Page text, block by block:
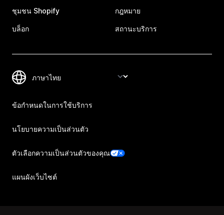
ชุมชน Shopify
บล็อก
กฎหมาย
สถานะบริการ
ข้อกำหนดในการใช้บริการ
นโยบายความเป็นส่วนตัว
ตัวเลือกความเป็นส่วนตัวของคุณ
แผนผังเว็บไซต์